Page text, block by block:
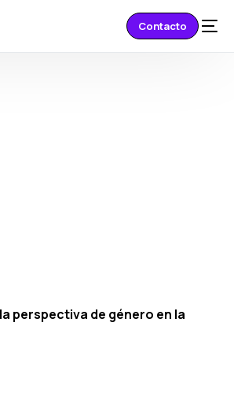
Contacto
perspectiva de género en la